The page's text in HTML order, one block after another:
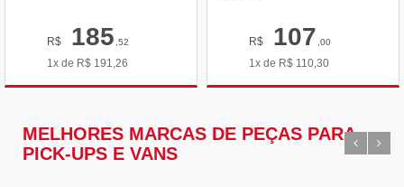
R$ 185,52
1x de R$ 191,26
R$ 107,00
1x de R$ 110,30
MELHORES MARCAS DE PEÇAS PARA
PICK-UPS E VANS